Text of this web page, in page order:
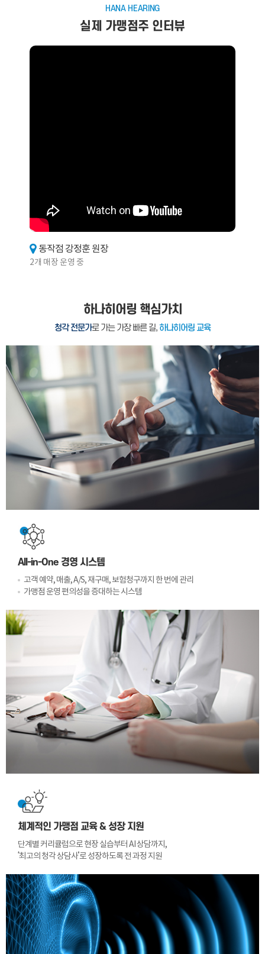
HANA HEARING
실제 가맹점주 인터뷰
동작점 강정훈 원장
2개 매장 운영 중
하나히어링 핵심가치
청각 전문가로 가는 가장 빠른 길,하나히어링 교육
All-in-One 경영 시스템
고객 예약, 매출, A/S, 재구매, 보험청구까지 한 번에 관리
가맹점 운영 편의성을 증대하는 시스템
체계적인 가맹점 교육 & 성장 지원
단계별 커리큘럼으로 현장 실습부터 AI 상담까지,
‘최고의 청각 상담사’로 성장하도록 전 과정 지원